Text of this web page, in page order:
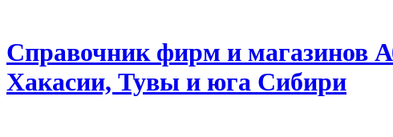
Справочник фирм и магазинов
Хакасии, Тувы и юга Сибири